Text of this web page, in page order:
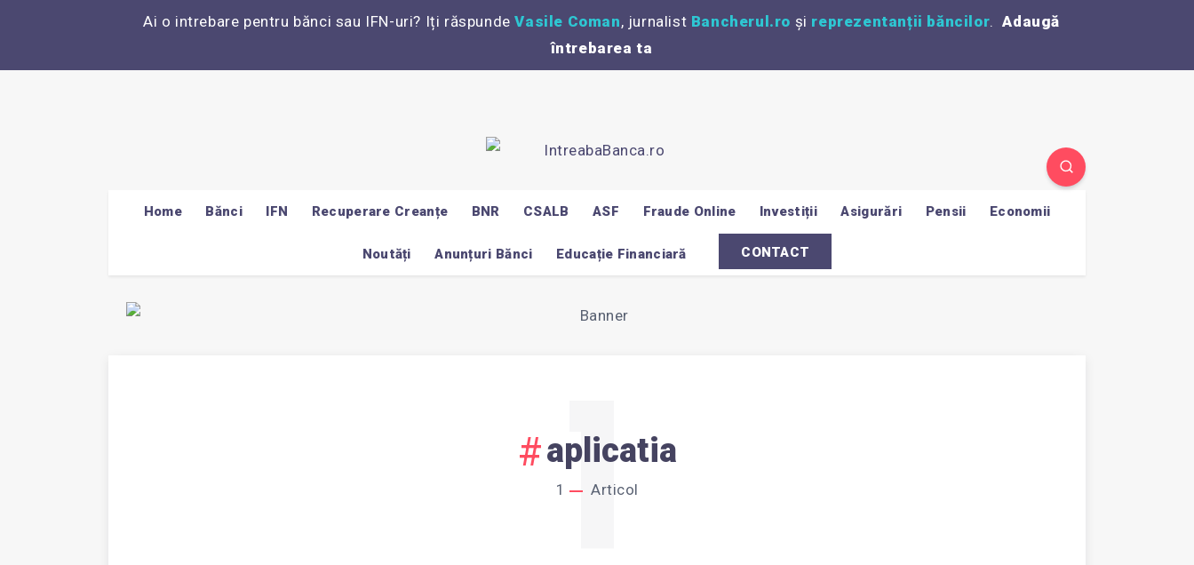
Ai o intrebare pentru bănci sau IFN-uri? Iți răspundeVasile Coman, jurnalist Bancherul.ro și reprezentanții băncilor. Adaugă
întrebarea ta
Home Bănci IFN Recuperare Creanțe BNR CSALB ASF Fraude Online Investiții Asigurări Pensii Economii
Noutăți Anunțuri Bănci Educație Financiară CONTACT
aplicatia
1 Articol
1